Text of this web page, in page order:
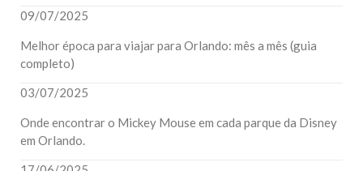
09/07/2025
Melhor época para viajar para Orlando: mês a mês (guia
completo)
03/07/2025
Onde encontrar o Mickey Mouse em cada parque da Disney
em Orlando.